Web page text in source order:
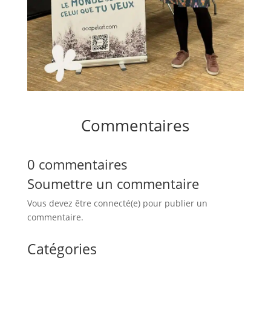
Commentaires
0 commentaires
Soumettre un commentaire
Vous devez être connecté(e) pour publier un
commentaire.
Catégories